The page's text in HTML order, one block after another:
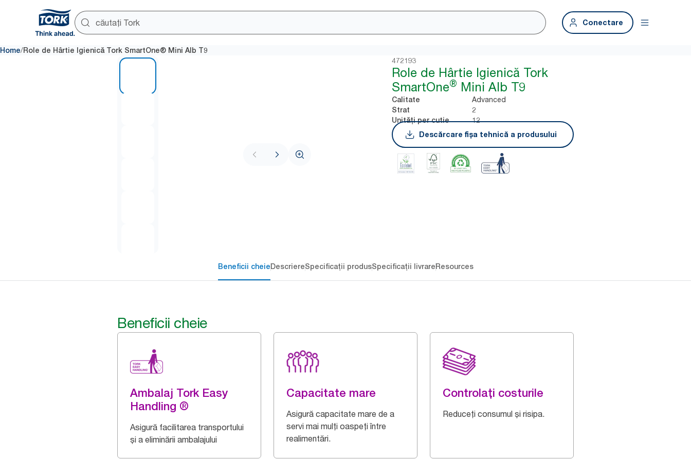
Conectare
Home/Role de Hârtie Igienică Tork SmartOne® Mini Alb T9
472193
Role de Hârtie Igienică Tork
SmartOne® Mini Alb T9
Calitate Advanced
Strat 2
Unități per cutie
12
Descărcare fișa tehnică a produsului
Beneficii cheieDescriereSpecificații produsSpecificații livrareResources
Beneficii cheie
Ambalaj Tork Easy
Handling ®
Asigură facilitarea transportului
și a eliminării ambalajului
Capacitate mare
Asigură capacitate mare de a
servi mai mulți oaspeți între
realimentări.
Controlați costurile
Reduceți consumul și risipa.